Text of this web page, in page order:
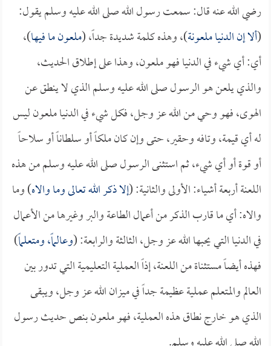
رضي الله عنه قال: سمعت رسول الله صلى الله عليه وسلم يقول:
(ألا إن الدنيا ملعونة)، وهذه كلمة شديدة جداً، (ملعون ما فيها)،
أي: أي شيء في الدنيا فهو ملعون، وهذا على إطلاق الحديث،
والذي يلعن هو الرسول صلى الله عليه وسلم الذي لا ينطق عن
الهوى، فهو وحي من الله عز وجل، فكل شيء في الدنيا ملعون ليس
له أي قيمة، وتافه وحقير، حتى وإن كان ملكاً أو سلطاناً أو سلاحاً
أو قوة أو أي شيء، ثم استثنى الرسول صلى الله عليه وسلم من هذه
اللعنة أربعة أشياء: الأولى والثانية: (إلا ذكر الله تعالى وما والاه) وما
والاه: أي ما قارب الذكر من أعمال الطاعة والبر وغيرها من الأعمال
في الدنيا التي يحبها الله عز وجل، الثالثة والرابعة: (وعالماً، ومتعلماً)
فهذه أيضاً مستثناة من اللعنة، إذاً العملية التعليمية التي تدور بين
العالم والمتعلم عملية عظيمة جداً في ميزان الله عز وجل، ويبقى
الذي هو خارج نطاق هذه العملية، فهو ملعون بنص حديث رسول